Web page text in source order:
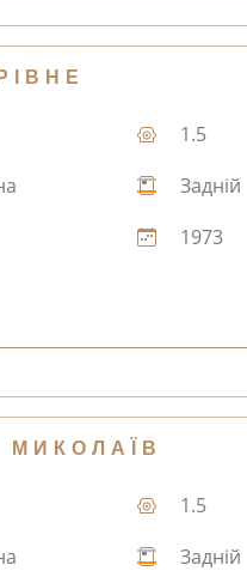
1.5
Задній
1973
МИКОЛАЇВ
1.5
Задній